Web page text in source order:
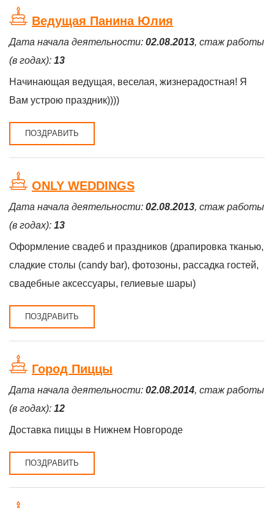
Ведущая Панина Юлия
Дата начала деятельности: 02.08.2013, стаж работы
(в годах): 13
Начинающая ведущая, веселая, жизнерадостная! Я
Вам устрою праздник))))
ПОЗДРАВИТЬ
ONLY WEDDINGS
Дата начала деятельности: 02.08.2013, стаж работы
(в годах): 13
Оформление свадеб и праздников (драпировка тканью,
сладкие столы (candy bar), фотозоны, рассадка гостей,
свадебные аксессуары, гелиевые шары)
ПОЗДРАВИТЬ
Город Пиццы
Дата начала деятельности: 02.08.2014, стаж работы
(в годах): 12
Доставка пиццы в Нижнем Новгороде
ПОЗДРАВИТЬ